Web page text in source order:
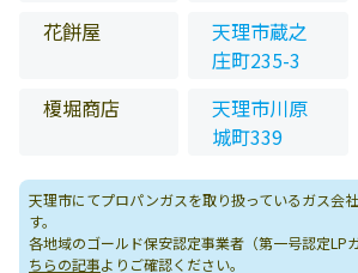
花餅屋
天理市蔵之
庄町235-3
榎堀商店
天理市川原
城町339
天理市にてプロパンガスを取り扱っているガス会
す。
各地域のゴールド保安認定事業者（第一号認定LP
ちらの記事よりご確認ください。